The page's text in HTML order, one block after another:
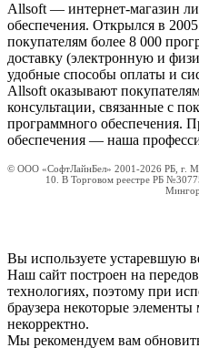
Allsoft — интернет-магазин
обеспечения. Открылся в
покупателям более 8 000
доставку (электронную и
удобные способы оплаты и
Allsoft оказывают
консультации, связанные с
программного обеспечения.
обеспечения — наша
© ООО «СофтЛайнБел» 2001-2026 РБ, г.
10. В Торговом реестре РБ
Вы используете устаревшую
Наш сайт построен на
технологиях, поэтому при
браузера некоторые элементы
некорректно.
Мы рекомендуем вам